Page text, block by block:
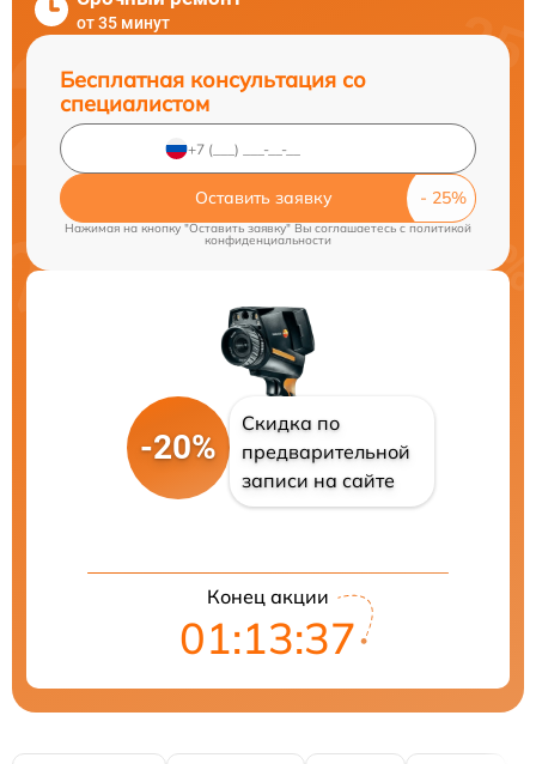
от 35 минут
Бесплатная консультация со
специалистом
Оставить заявку
Нажимая на кнопку "Оставить заявку" Вы соглашаетесь cполитикой
конфиденциальности
-20%
Скидка по
предварительной
записи на сайте
Конец акции
01:13:37